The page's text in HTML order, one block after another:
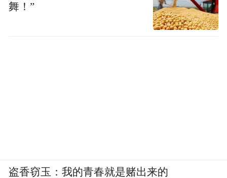
舞！”
盗香窃玉：我的青春就是赌出来的